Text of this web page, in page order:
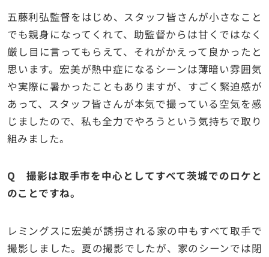
五藤利弘監督をはじめ、スタッフ皆さんが小さなこと
でも親身になってくれて、助監督からは甘くではなく
厳し目に言ってもらえて、それがかえって良かったと
思います。宏美が熱中症になるシーンは薄暗い雰囲気
や実際に暑かったこともありますが、すごく緊迫感が
あって、スタッフ皆さんが本気で撮っている空気を感
じましたので、私も全力でやろうという気持ちで取り
組みました。
Q 撮影は取手市を中心としてすべて茨城でのロケと
のことですね。
レミングスに宏美が誘拐される家の中もすべて取手で
撮影しました。夏の撮影でしたが、家のシーンでは閉